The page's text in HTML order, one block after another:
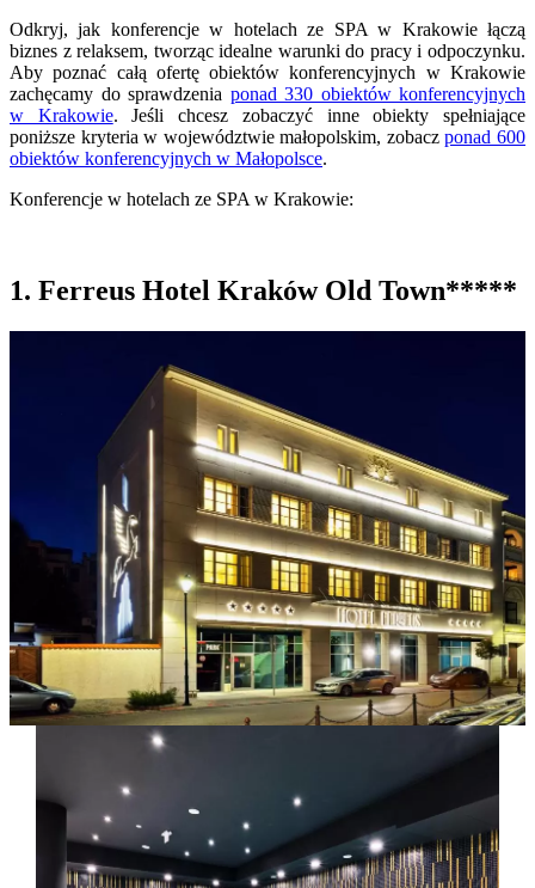
Odkryj, jak konferencje w hotelach ze SPA w Krakowie łączą
biznes z relaksem, tworząc idealne warunki do pracy i odpoczynku.
Aby poznać całą ofertę obiektów konferencyjnych w Krakowie
zachęcamy do sprawdzenia ponad 330 obiektów konferencyjnych
w Krakowie. Jeśli chcesz zobaczyć inne obiekty spełniające
poniższe kryteria w województwie małopolskim, zobaczponad 600
obiektów konferencyjnych w Małopolsce.
Konferencje w hotelach ze SPA w Krakowie:
1. Ferreus Hotel Kraków Old Town*****